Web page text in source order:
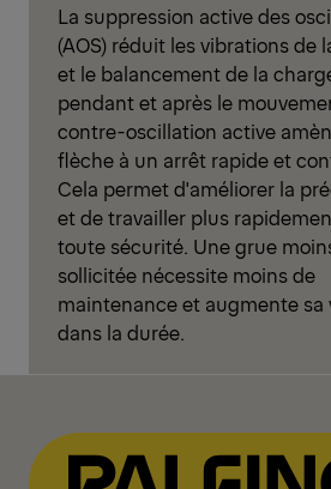
La suppression active des
(AOS) réduit les vibrations de
et le balancement de la
pendant et après le
contre-oscillation active
flèche à un arrêt rapide et
Cela permet d'améliorer la
et de travailler plus
toute sécurité. Une grue
sollicitée nécessite moins de
maintenance et augmente sa
dans la durée.